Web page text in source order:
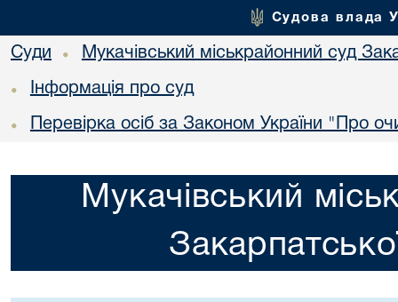
Судова влада
Суди • Мукачівський міськрайонний суд
• Інформація про суд
• Перевірка осіб за Законом України "Про
Мукачівський